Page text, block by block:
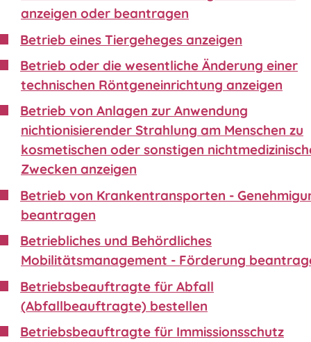
anzeigen oder beantragen
Betrieb eines Tiergeheges anzeigen
Betrieb oder die wesentliche Änderung einer
technischen Röntgeneinrichtung anzeigen
Betrieb von Anlagen zur Anwendung
nichtionisierender Strahlung am Menschen zu
kosmetischen oder sonstigen
Zwecken anzeigen
Betrieb von Krankentransporten -
beantragen
Betriebliches und Behördliches
Mobilitätsmanagement - Förderung
Betriebsbeauftragte für Abfall
(Abfallbeauftragte) bestellen
Betriebsbeauftragte für Immissionsschutz